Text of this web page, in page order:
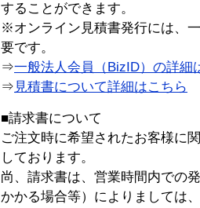
することができます。
※オンライン見積書発行には、
要です。
⇒一般法人会員（BizID）の詳細
⇒ 見積書について詳細はこちら
■請求書について
ご注文時に希望されたお客様に
しております。
尚、請求書は、営業時間内での
かかる場合等）によりましては